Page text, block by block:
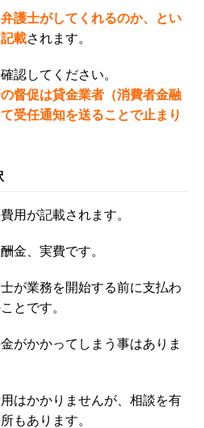
護士がしてくれるのか、とい
載されます。
認してください。
督促は貸金業者（消費者金融
受任通知を送ることで止まり
用が記載されます。
金、実費です。
が業務を開始する前に支払わ
とです。
がかかってしまう事はありま
はかかりませんが、相談を有
もあります。